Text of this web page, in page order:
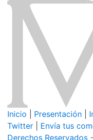
Inicio Presentación
Twitter
Envía tus
Derechos Reservados